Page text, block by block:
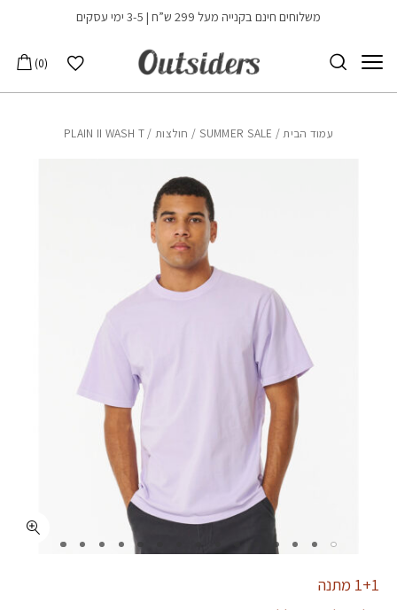
Skip to Contentמשלוחים חינם בקנייה מעל 299 ש”ח | 3-5 ימי עסקים
הרשימה שלי
0
עמוד הבית/
SUMMER SALE
/ חולצות/ PLAIN II WASH T
1+1 מתנה